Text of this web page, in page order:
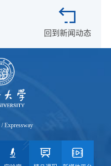
回到新闻动态
/ Expressway